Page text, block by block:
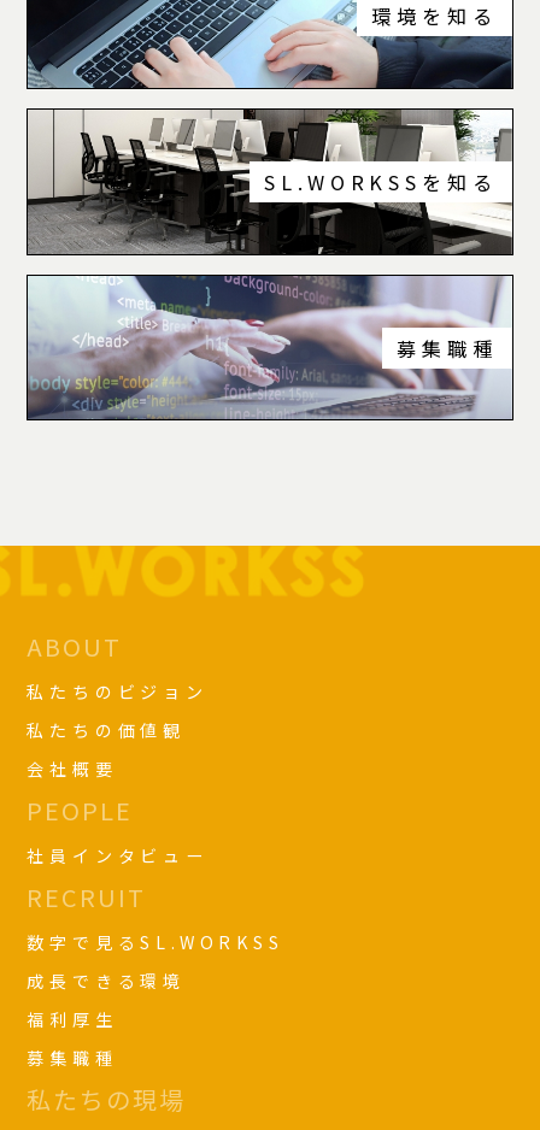
環境を知る
SL.WORKSSを知る
募集職種
ABOUT
私たちのビジョン
私たちの価値観
会社概要
PEOPLE
社員インタビュー
RECRUIT
数字で見るSL.WORKSS
成長できる環境
福利厚生
募集職種
私たちの現場